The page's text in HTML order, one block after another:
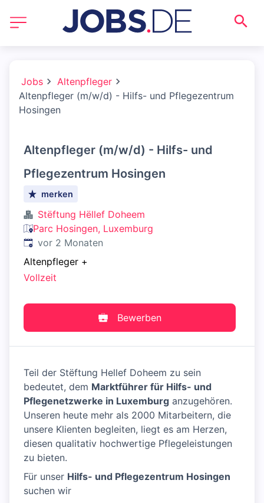
Jobs
Altenpfleger
Altenpfleger (m/w/d) - Hilfs- und Pflegezentrum
Hosingen
Altenpfleger (m/w/d) - Hilfs- und
Pflegezentrum Hosingen
merken
Stëftung Hëllef Doheem
Parc Hosingen, Luxemburg
Veröffentlicht:
vor 2 Monaten
Altenpfleger +
Vollzeit
Bewerben
Teil der Stëftung Hellef Doheem zu sein
bedeutet, dem Marktführer für Hilfs- und
Pflegenetzwerke in Luxemburg anzugehören.
Unseren heute mehr als 2000 Mitarbeitern, die
unsere Klienten begleiten, liegt es am Herzen,
diesen qualitativ hochwertige Pflegeleistungen
zu bieten.
Für unser Hilfs- und Pflegezentrum Hosingen
suchen wir